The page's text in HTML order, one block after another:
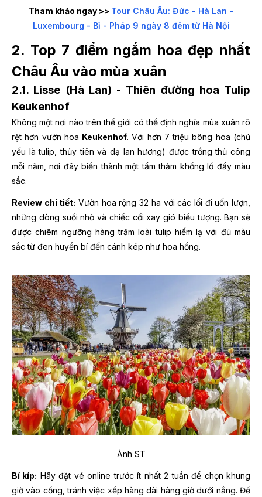
Tham khảo ngay >> Tour Châu Âu: Đức - Hà Lan -
Luxembourg - Bỉ - Pháp 9 ngày 8 đêm từ Hà Nội
2. Top 7 điểm ngắm hoa đẹp nhất
Châu Âu vào mùa xuân
2.1. Lisse (Hà Lan) - Thiên đường hoa Tulip
Keukenhof
Không một nơi nào trên thế giới có thể định nghĩa mùa xuân rõ
rệt hơn vườn hoa Keukenhof. Với hơn 7 triệu bông hoa (chủ
yếu là tulip, thủy tiên và dạ lan hương) được trồng thủ công
mỗi năm, nơi đây biến thành một tấm thảm khổng lồ đầy màu
sắc.
Review chi tiết: Vườn hoa rộng 32 ha với các lối đi uốn lượn,
những dòng suối nhỏ và chiếc cối xay gió biểu tượng. Bạn sẽ
được chiêm ngưỡng hàng trăm loài tulip hiếm lạ với đủ màu
sắc từ đen huyền bí đến cánh kép như hoa hồng.
Ảnh ST
Bí kíp: Hãy đặt vé online trước ít nhất 2 tuần để chọn khung
giờ vào cổng, tránh việc xếp hàng dài hàng giờ dưới nắng. Để